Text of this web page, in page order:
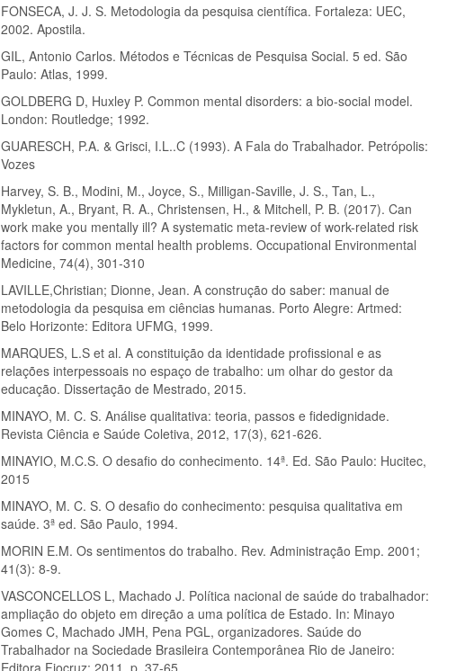
FONSECA, J. J. S. Metodologia da pesquisa científica. Fortaleza: UEC,
2002. Apostila.
GIL, Antonio Carlos. Métodos e Técnicas de Pesquisa Social. 5 ed. São
Paulo: Atlas, 1999.
GOLDBERG D, Huxley P. Common mental disorders: a bio-social model.
London: Routledge; 1992.
GUARESCH, P.A. & Grisci, I.L..C (1993). A Fala do Trabalhador. Petrópolis:
Vozes
Harvey, S. B., Modini, M., Joyce, S., Milligan-Saville, J. S., Tan, L.,
Mykletun, A., Bryant, R. A., Christensen, H., & Mitchell, P. B. (2017). Can
work make you mentally ill? A systematic meta-review of work-related risk
factors for common mental health problems. Occupational Environmental
Medicine, 74(4), 301-310
LAVILLE,Christian; Dionne, Jean. A construção do saber: manual de
metodologia da pesquisa em ciências humanas. Porto Alegre: Artmed:
Belo Horizonte: Editora UFMG, 1999.
MARQUES, L.S et al. A constituição da identidade profissional e as
relações interpessoais no espaço de trabalho: um olhar do gestor da
educação. Dissertação de Mestrado, 2015.
MINAYO, M. C. S. Análise qualitativa: teoria, passos e fidedignidade.
Revista Ciência e Saúde Coletiva, 2012, 17(3), 621-626.
MINAYIO, M.C.S. O desafio do conhecimento. 14ª. Ed. São Paulo: Hucitec,
2015
MINAYO, M. C. S. O desafio do conhecimento: pesquisa qualitativa em
saúde. 3ª ed. São Paulo, 1994.
MORIN E.M. Os sentimentos do trabalho. Rev. Administração Emp. 2001;
41(3): 8-9.
VASCONCELLOS L, Machado J. Política nacional de saúde do trabalhador:
ampliação do objeto em direção a uma política de Estado. In: Minayo
Gomes C, Machado JMH, Pena PGL, organizadores. Saúde do
Trabalhador na Sociedade Brasileira Contemporânea Rio de Janeiro:
Editora Fiocruz; 2011. p. 37-65